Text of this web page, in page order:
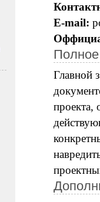
E-mail:
Главной
проекта,